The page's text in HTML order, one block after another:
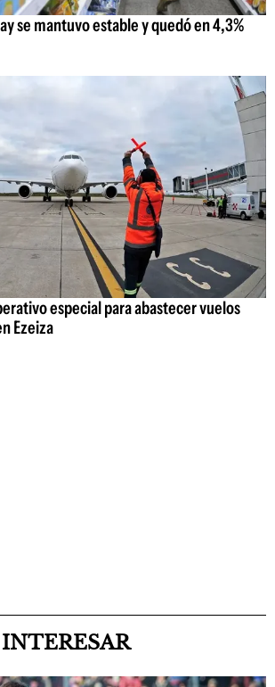
se mantuvo estable y quedó en 4,3%
especial para abastecer vuelos
Ezeiza